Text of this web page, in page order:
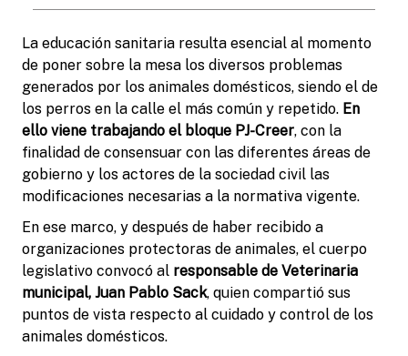
La educación sanitaria resulta esencial al momento
de poner sobre la mesa los diversos problemas
generados por los animales domésticos, siendo el de
los perros en la calle el más común y repetido. En
ello viene trabajando el bloque PJ-Creer, con la
finalidad de consensuar con las diferentes áreas de
gobierno y los actores de la sociedad civil las
modificaciones necesarias a la normativa vigente.
En ese marco, y después de haber recibido a
organizaciones protectoras de animales, el cuerpo
legislativo convocó al responsable de Veterinaria
municipal, Juan Pablo Sack, quien compartió sus
puntos de vista respecto al cuidado y control de los
animales domésticos.